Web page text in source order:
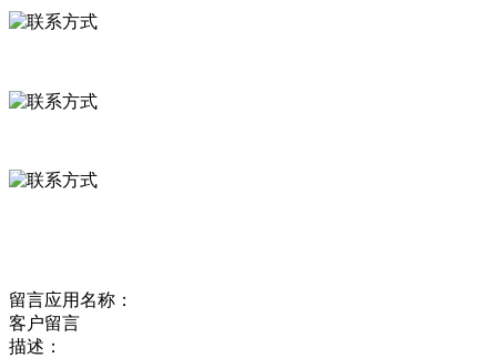
留言应用名称：
客户留言
描述：